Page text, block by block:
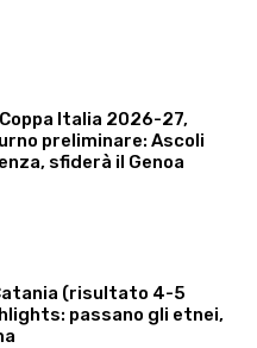
Italia 2026-27,
preliminare: Ascoli
sfiderà il Genoa
(risultato 4-5
passano gli etnei,